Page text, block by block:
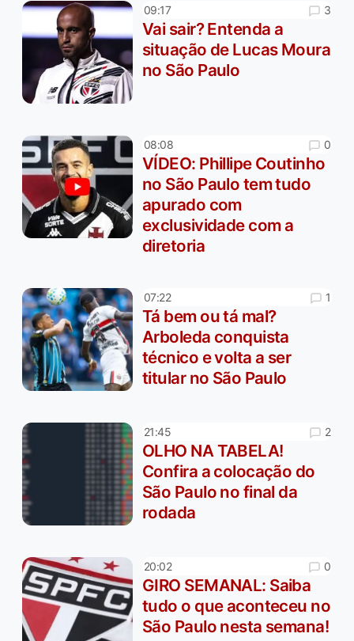
09:17 3
Vai sair? Entenda a
situação de Lucas Moura
no São Paulo
08:08 0
VÍDEO: Phillipe Coutinho
no São Paulo tem tudo
apurado com
exclusividade com a
diretoria
07:22 1
Tá bem ou tá mal?
Arboleda conquista
técnico e volta a ser
titular no São Paulo
21:45 2
OLHO NA TABELA!
Confira a colocação do
São Paulo no final da
rodada
20:02 0
GIRO SEMANAL: Saiba
tudo o que aconteceu no
São Paulo nesta semana!